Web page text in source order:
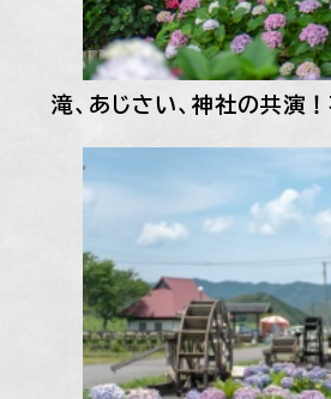
滝、あじさい、神社の共演